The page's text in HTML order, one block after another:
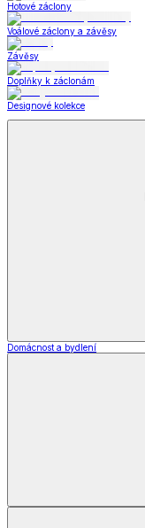
Hotové záclony
Voálové záclony a závěsy
Závěsy
Doplňky k záclonám
Designové kolekce
Domácnost a bydlení